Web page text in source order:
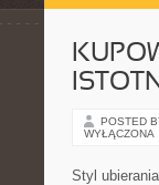
POSTED
WYŁĄCZONA
Styl